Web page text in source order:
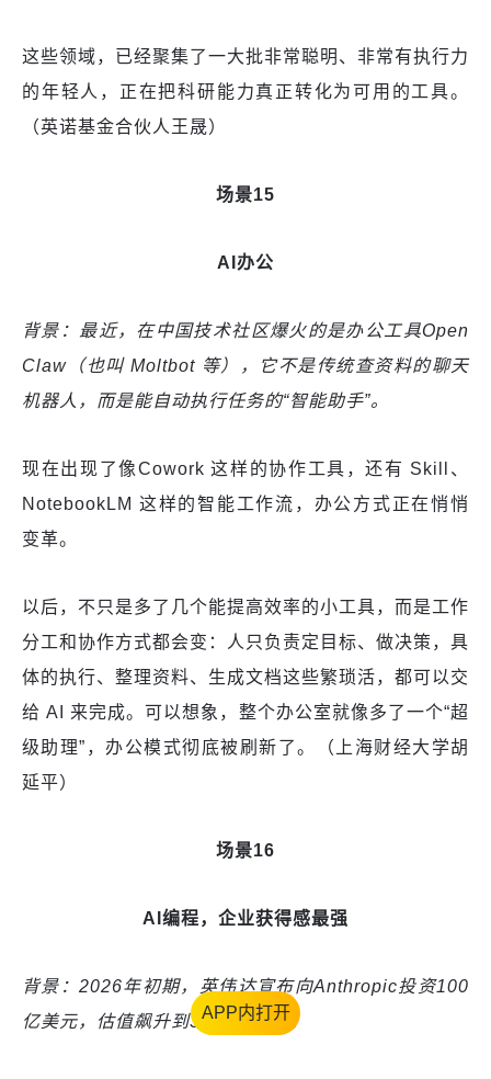
这些领域，已经聚集了一大批非常聪明、非常有执行力
的年轻人，正在把科研能力真正转化为可用的工具。
（英诺基金合伙人王晟）
场景15
AI办公
背景：最近，在中国技术社区爆火的是办公工具Open
Claw（也叫 Moltbot 等），它不是传统查资料的聊天
机器人，而是能自动执行任务的“智能助手”。
现在出现了像Cowork 这样的协作工具，还有 Skill、
NotebookLM 这样的智能工作流，办公方式正在悄悄
变革。
以后，不只是多了几个能提高效率的小工具，而是工作
分工和协作方式都会变：人只负责定目标、做决策，具
体的执行、整理资料、生成文档这些繁琐活，都可以交
给 AI 来完成。可以想象，整个办公室就像多了一个“超
级助理”，办公模式彻底被刷新了。（上海财经大学胡
延平）
场景16
AI编程，企业获得感最强
背景：2026年初期，英伟达宣布向Anthropic投资100
亿美元，估值飙升到3500亿美元。
APP内打开